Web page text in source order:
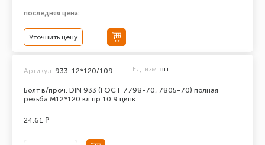
последняя цена:
Уточнить цену
Болт в/проч. DIN 933 (ГОСТ 7798-70, 7805-70) полная
резьба М12*120 кл.пр.10.9 цинк
Артикул: 933-12*120/109 Ед. изм. шт.
24.61 ₽